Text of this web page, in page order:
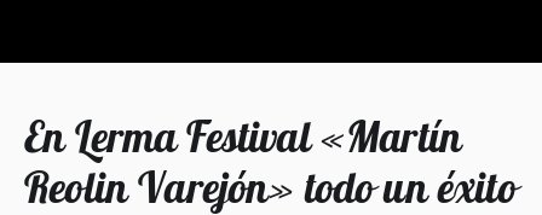
En Lerma Festival «Martín
Reolin Varejón» todo un éxito